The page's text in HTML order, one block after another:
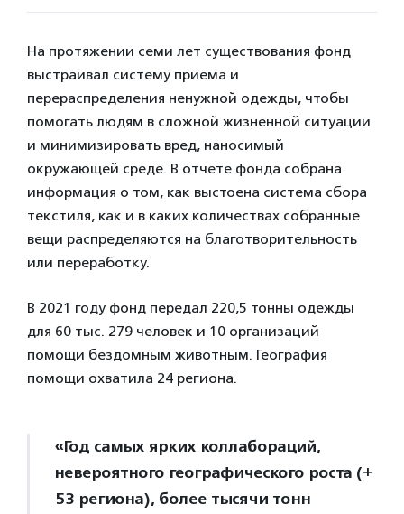
На протяжении семи лет существования фонд
выстраивал систему приема и
перераспределения ненужной одежды, чтобы
помогать людям в сложной жизненной ситуации
и минимизировать вред, наносимый
окружающей среде. В отчете фонда собрана
информация о том, как выстоена система сбора
текстиля, как и в каких количествах собранные
вещи распределяются на благотворительность
или переработку.
В 2021 году фонд передал 220,5 тонны одежды
для 60 тыс. 279 человек и 10 организаций
помощи бездомным животным. География
помощи охватила 24 региона.
«Год самых ярких коллабораций,
невероятного географического роста (+
53 региона), более тысячи тонн